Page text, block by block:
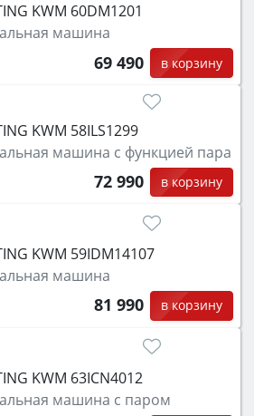
KWM 60DM1201
машина
69 490 в корзину
KWM 58ILS1299
машина с функцией пара
72 990 в корзину
KWM 59IDM14107
машина
81 990 в корзину
KWM 63ICN4012
машина с паром